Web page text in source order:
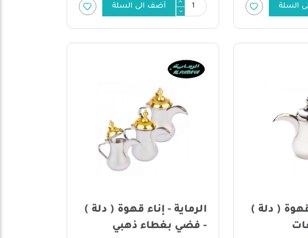
السلة أضف الى السلة
قهوة ( دلة )
الرماية - إناء قهوة ( دلة )
- فضي بغطاء ذهبي